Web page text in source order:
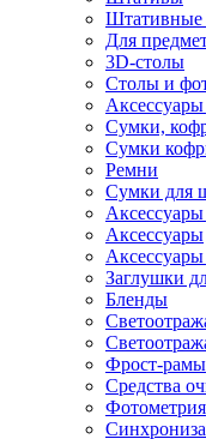
Штативные
Для
3D-столы
Столы и
Сумки,
Сумки
Ремни
Сумки для
Аксессуары
Заглушки
Бленды
Фрост-рамы
Средства
Фотометрия